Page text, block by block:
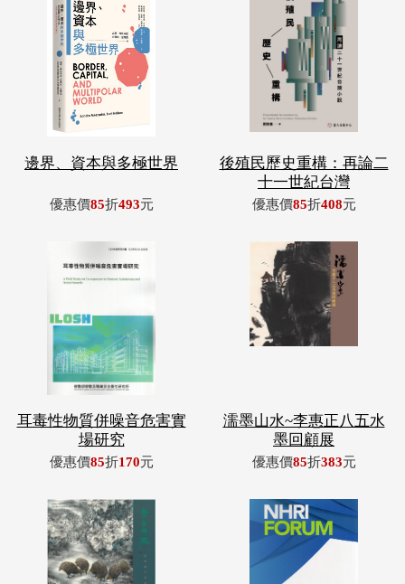
邊界、資本與多極世界
優惠價85折493元
後殖民歷史重構：再論二
十一世紀台灣
優惠價85折408元
耳毒性物質併噪音危害實
場研究
優惠價85折170元
濡墨山水~李惠正八五水
墨回顧展
優惠價85折383元